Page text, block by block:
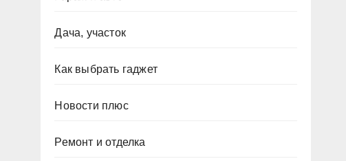
Дача, участок
Как выбрать гаджет
Новости плюс
Ремонт и отделка